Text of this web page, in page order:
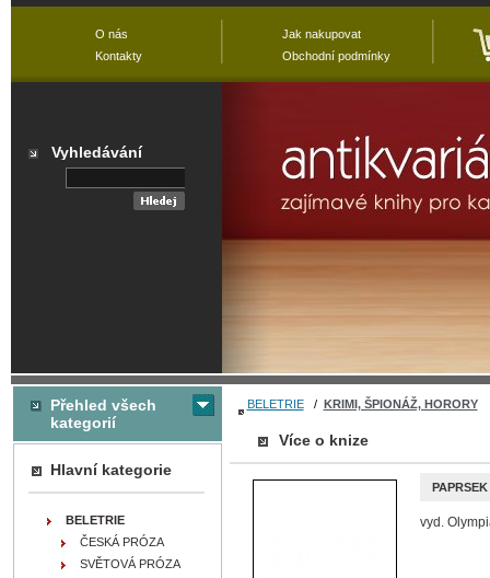
BELETRIE/ KRIMI, ŠPIONÁŽ, HORORY
Více o knize
vyd.
Přehled všech
kategorií
Hlavní kategorie
BELETRIE
ČESKÁ PRÓZA
SVĚTOVÁ PRÓZA
O nás
Kontakty
Jak nakupovat
Obchodní podmínky
Vyhledávání